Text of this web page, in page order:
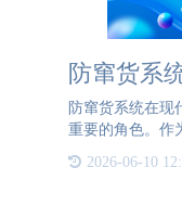
防窜货系
防窜货系统在现
重要的角色。作
术和方法，确
2026-06-10